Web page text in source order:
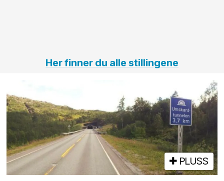
Her finner du alle stillingene
PLUSS